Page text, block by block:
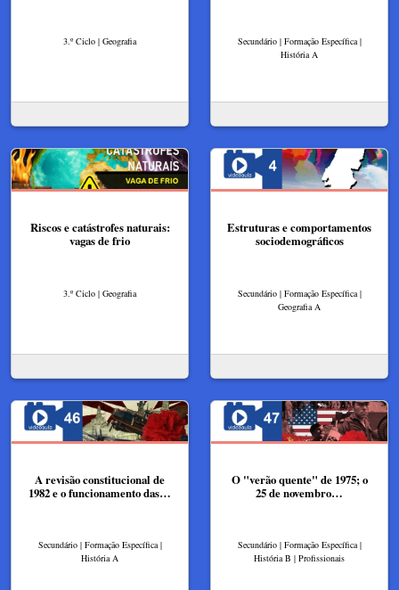
3.º Ciclo | Geografia
Secundário | Formação Específica |
História A
Riscos e catástrofes naturais:
vagas de frio
3.º Ciclo | Geografia
Estruturas e comportamentos
sociodemográficos
Secundário | Formação Específica |
Geografia A
A revisão constitucional de
1982 e o funcionamento das…
Secundário | Formação Específica |
História A
O "verão quente" de 1975; o
25 de novembro…
Secundário | Formação Específica |
História B | Profissionais